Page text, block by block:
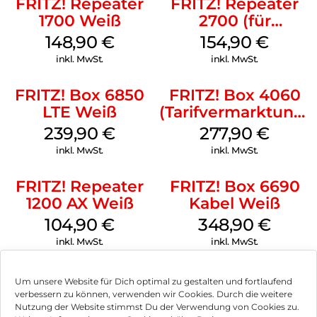
Um unsere Website für Dich optimal zu gestalten und fortlaufend
verbessern zu können, verwenden wir Cookies. Durch die weitere
Nutzung der Website stimmst Du der Verwendung von Cookies zu.
Perfekt für FRITZ!NAS und den FRITZ!-Mediaserver ist der
USB-Anschluss: Verbinden Sie eine externe Festplatte mit
Ihrer FRITZ!Box und greifen Sie im ganzen Heimnetz darauf
Die FRITZ!Box 5690 bietet Ihnen umfassenden
Telefoniekomfort: Sie können ein analoges Telefon
anschließen und bis zu sechs DECT-Telefone verbinden.
Zudem lassen sich bis zu fünf Anrufbeantworter einrichten
und Ruflisten verwalten. Benachrichtigungen über verpasste
stets auf dem Laufenden. Darüber hinaus können Sie Online-
Telefonbücher von Google, Apple und vielen weiteren
Anbietern mit Ihrer FRITZ!Box synchronisieren.
FRITZ!Apps für mehr Komfort:
Dank der FRITZ!Apps greifen Sie per Smartphone zu Hause
Blick.
Mit Sicherheit FRITZ!Box:
FRITZ! Repeater
1700 Weiß
148,90 €
inkl. MwSt.
FRITZ! Repeater
2700 (für
Tarifvermarktung)
Weiß
154,90€
inkl. MwSt.
FRITZ! Box 6850
LTE Weiß
239,90€
inkl. MwSt.
FRITZ! Box 4060
(Tarifvermarktung)
Weiß
277,90€
inkl. MwSt.
FRITZ! Repeater
1200 AX Weiß
104,90€
inkl. MwSt.
FRITZ! Box 6690
Kabel Weiß
348,90€
inkl. MwSt.